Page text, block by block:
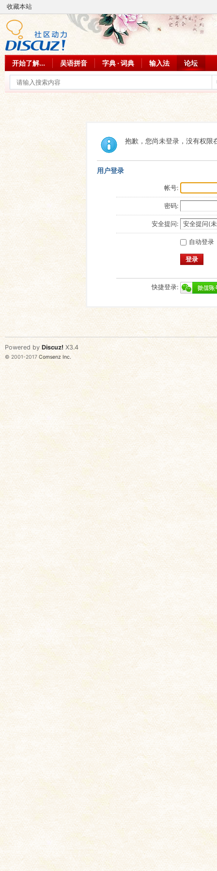
收藏本站
开始了解... 吴语拼音 字典 · 词典 输入法 论坛
抱歉，您尚未登录，没有权限
用户登录
帐号:
密码:
安全提问:
自动登录
登录
快捷登录:
Powered by Discuz! X3.4
© 2001-2017 Comsenz Inc.